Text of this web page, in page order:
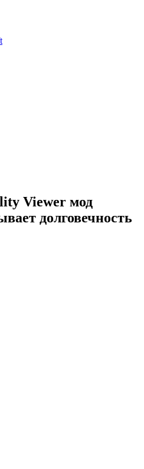
Viewer мод
долговечность